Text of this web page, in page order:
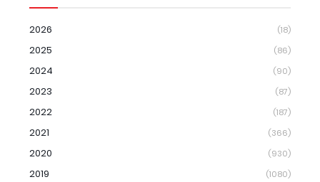
2026 (18)
2025 (86)
2024 (90)
2023 (87)
2022 (187)
2021 (366)
2020 (930)
2019 (1080)